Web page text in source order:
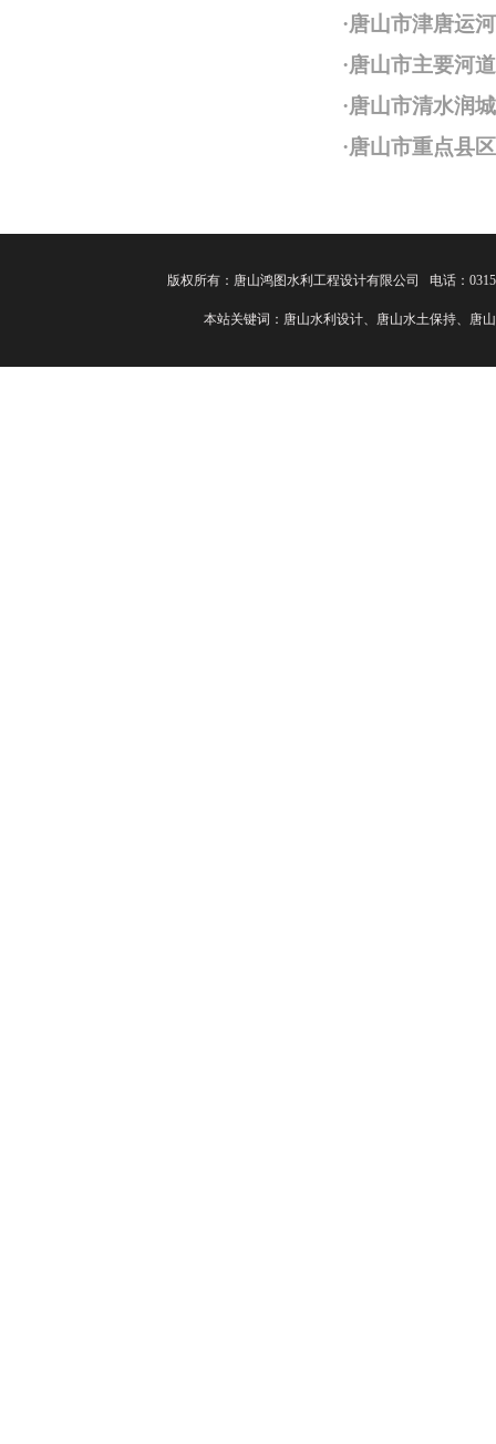
·唐山市津唐运
·唐山市主要河
·唐山市清水润
·唐山市重点县
版权所有：唐山鸿图水利工程设计有限公司 电话：
本站关键词：唐山水利设计、唐山水土保持、唐